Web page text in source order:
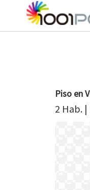
Piso en
2 Hab. |